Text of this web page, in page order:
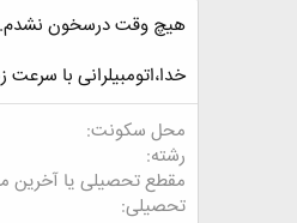
هیچ وقت درسخون
خدا،اتومبیلرانی با
محل سکونت
رشته
مقطع تحصیلی یا آخرین
تحصیلی